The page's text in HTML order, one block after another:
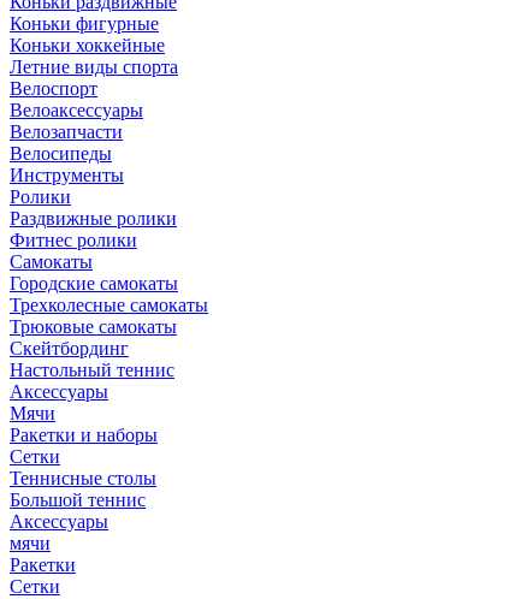
Коньки фигурные
Коньки хоккейные
Летние виды спорта
Велоспорт
Велоаксессуары
Велозапчасти
Велосипеды
Инструменты
Ролики
Раздвижные ролики
Фитнес ролики
Самокаты
Городские самокаты
Трехколесные самокаты
Трюковые самокаты
Скейтбординг
Настольный теннис
Аксессуары
Мячи
Ракетки и наборы
Сетки
Теннисные столы
Большой теннис
Аксессуары
мячи
Ракетки
Сетки